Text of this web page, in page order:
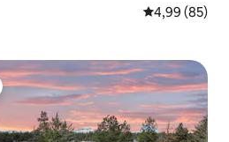
Gemiddelde
4,99 (85)